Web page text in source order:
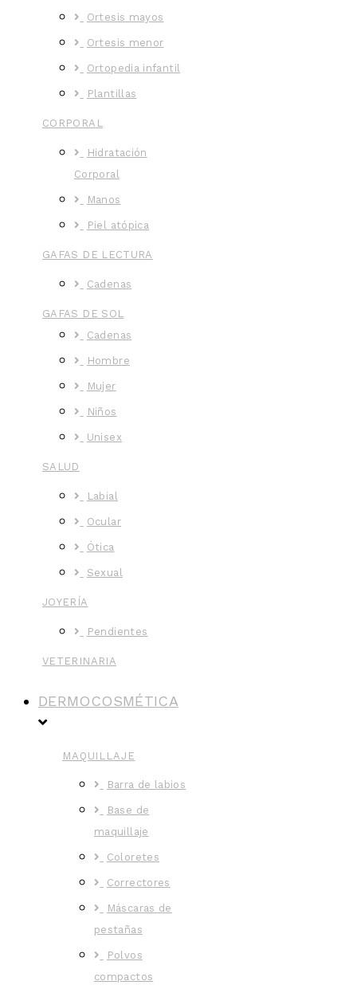
Ortesis mayos
Ortesis menor
Ortopedia infantil
Plantillas
CORPORAL
Hidratación
Corporal
Manos
Piel atópica
GAFAS DE LECTURA
Cadenas
GAFAS DE SOL
Cadenas
Hombre
Mujer
Niños
Unisex
SALUD
Labial
Ocular
Ótica
Sexual
JOYERÍA
Pendientes
VETERINARIA
DERMOCOSMÉTICA
MAQUILLAJE
Barra de labios
Base de
maquillaje
Coloretes
Correctores
Máscaras de
pestañas
Polvos
compactos